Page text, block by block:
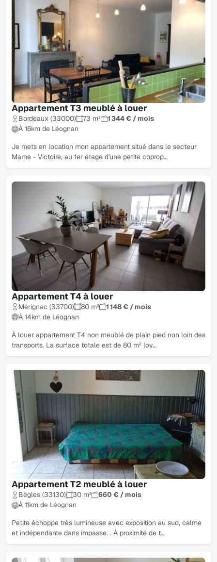
Appartement T3 meublé à louer
Bordeaux (33000) 73 m²
1 344 € / mois
À 16km de Léognan
Je mets en location mon appartement situé dans le secteur
Marne - Victoire, au 1er étage d'une petite coprop…
Appartement T4 à louer
Mérignac (33700) 80 m²
1 148 € / mois
À 14km de Léognan
À louer appartement T4 non meublé de plain pied non loin des
transports. La surface totale est de 80 m² loy…
Appartement T2 meublé à louer
Bègles (33130) 30 m²
660 € / mois
À 11km de Léognan
Petite échoppe très lumineuse avec exposition au sud, calme
et indépendante dans impasse. . À proximité de t…